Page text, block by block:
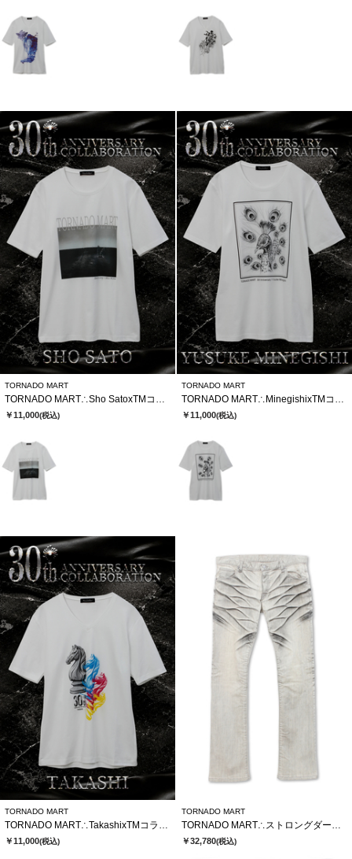
TORNADO MART
TORNADO MART∴Sho SatoxTMコラボTシャツ
￥11,000(税込)
TORNADO MART
TORNADO MART∴MinegishixTMコラボTシャツ
￥11,000(税込)
TORNADO MART
￥11,000(税込)
TORNADO MART
￥32,780(税込)